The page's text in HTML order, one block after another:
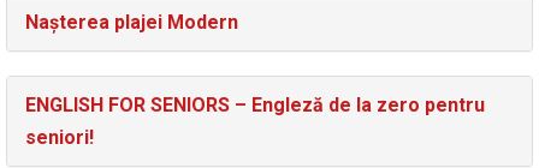
Nașterea plajei Modern
ENGLISH FOR SENIORS – Engleză de la zero pentru
seniori!